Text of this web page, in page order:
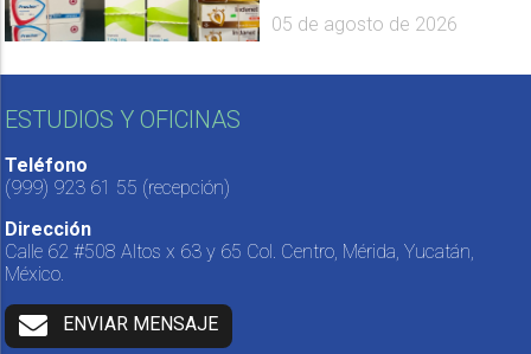
05 de agosto de 2026
ESTUDIOS Y OFICINAS
Teléfono
(999) 923 61 55 (recepción)
Dirección
Calle 62 #508 Altos x 63 y 65 Col. Centro, Mérida, Yucatán,
México.
ENVIAR MENSAJE